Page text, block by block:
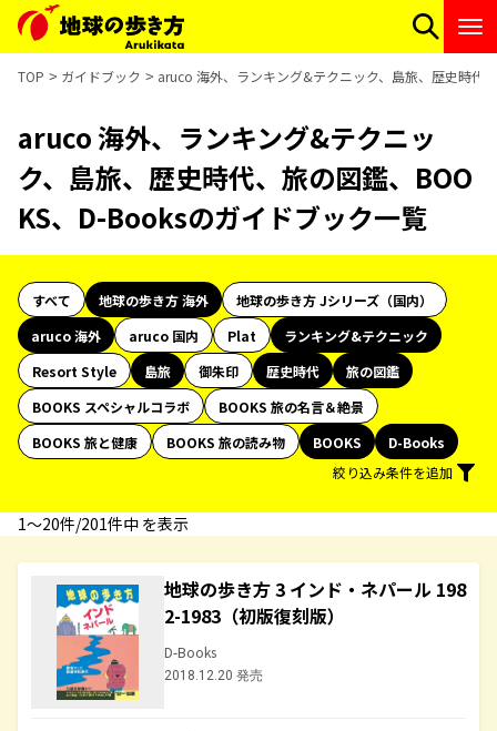
TOP ガイドブック aruco 海外、ランキング&テクニック、島旅、歴史時代
aruco 海外、ランキング&テクニッ
ク、島旅、歴史時代、旅の図鑑、BOO
KS、D-Booksのガイドブック一覧
すべて 地球の歩き方 海外
地球の歩き方 Jシリーズ（国内）
aruco 海外
aruco 国内 Plat
ランキング&テクニック
Resort Style
島旅 御朱印 歴史時代
旅の図鑑
BOOKS スペシャルコラボ
BOOKS 旅の名言＆絶景
BOOKS 旅と健康
BOOKS 旅の読み物 BOOKS
D-Books
絞り込み条件を追加
1〜20件/201件中 を表示
地球の歩き方 3 インド・ネパール 198
2-1983（初版復刻版）
D-Books
2018.12.20 発売